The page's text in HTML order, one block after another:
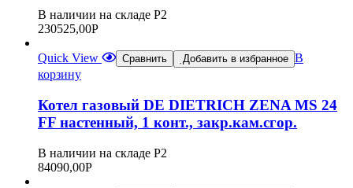
В наличии на складе Р2
230525,00Р
Quick View Сравнить Добавить в избранное В
корзину
Котел газовый DE DIETRICH ZENA MS 24
FF настенный, 1 конт., закр.кам.сгор.
В наличии на складе Р2
84090,00Р